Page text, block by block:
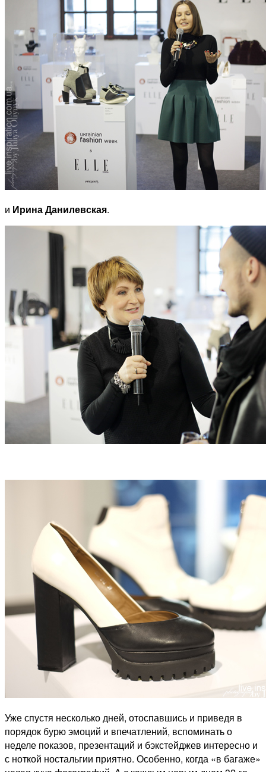
и Ирина Данилевская.
Уже спустя несколько дней, отоспавшись и приведя в
порядок бурю эмоций и впечатлений, вспоминать о
неделе показов, презентаций и бэкстейджев интересно и
с ноткой ностальгии приятно. Особенно, когда «в багаже»